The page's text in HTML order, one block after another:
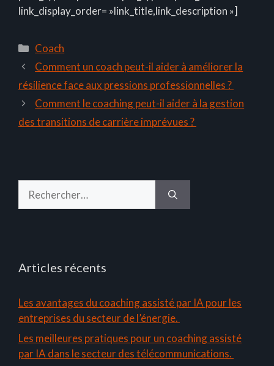
link_display_order= »link_title,link_description »]
Catégories
Coach
Comment un coach peut-il aider à améliorer la
résilience face aux pressions professionnelles ?
Comment le coaching peut-il aider à la gestion
des transitions de carrière imprévues ?
Articles récents
Les avantages du coaching assisté par IA pour les
entreprises du secteur de l’énergie.
Les meilleures pratiques pour un coaching assisté
par IA dans le secteur des télécommunications.